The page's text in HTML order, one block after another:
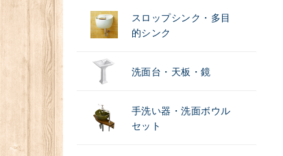
スロップシンク・多目
的シンク
洗面台・天板・鏡
手洗い器・洗面ボウル
セット